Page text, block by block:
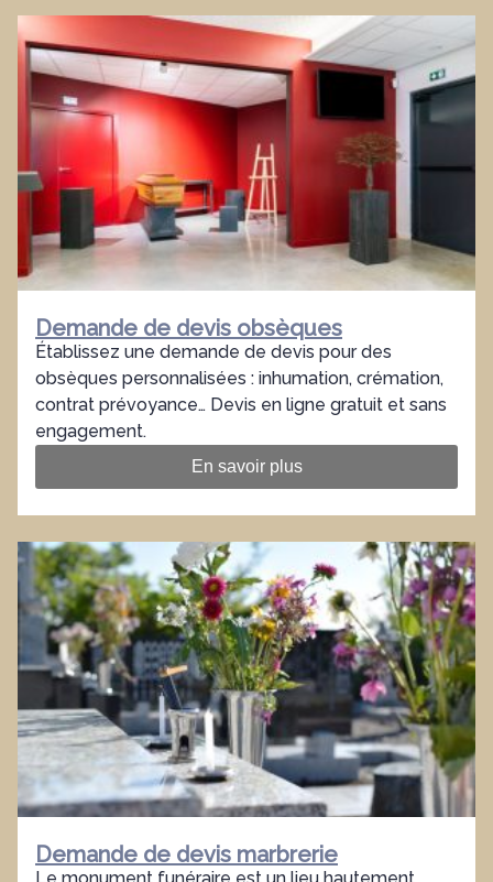
Demande de devis obsèques
Établissez une demande de devis pour des
obsèques personnalisées : inhumation, crémation,
contrat prévoyance… Devis en ligne gratuit et sans
engagement.
En savoir plus
Demande de devis marbrerie